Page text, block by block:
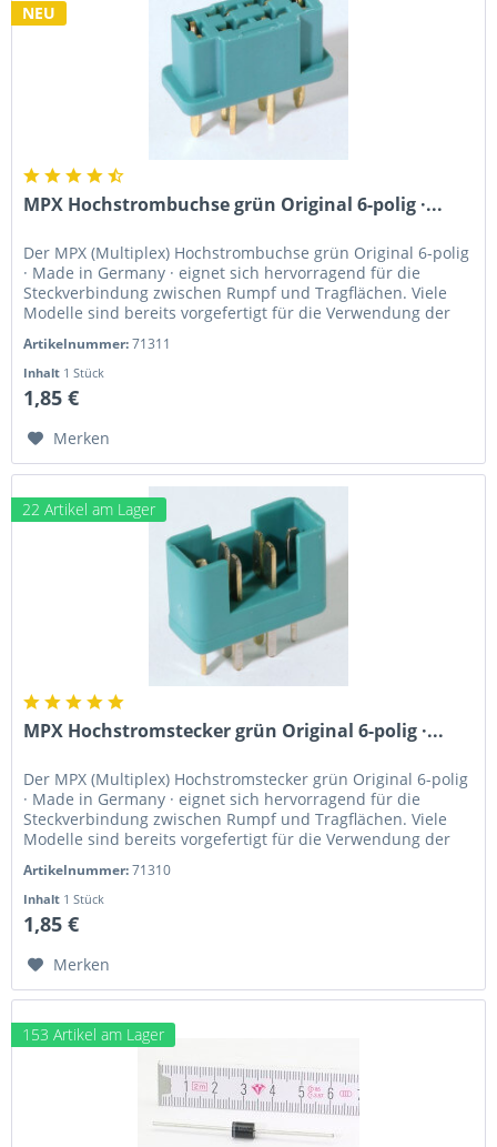
NEU
MPX Hochstrombuchse grün Original 6-polig ·...
Der MPX (Multiplex) Hochstrombuchse grün Original 6-polig
· Made in Germany · eignet sich hervorragend für die
Steckverbindung zwischen Rumpf und Tragflächen. Viele
Modelle sind bereits vorgefertigt für die Verwendung der
Artikelnummer:71311
Inhalt 1 Stück
1,85 €
Merken
22 Artikel am Lager
MPX Hochstromstecker grün Original 6-polig ·...
Der MPX (Multiplex) Hochstromstecker grün Original 6-polig
· Made in Germany · eignet sich hervorragend für die
Steckverbindung zwischen Rumpf und Tragflächen. Viele
Modelle sind bereits vorgefertigt für die Verwendung der
Artikelnummer:71310
Inhalt 1 Stück
1,85 €
Merken
153 Artikel am Lager